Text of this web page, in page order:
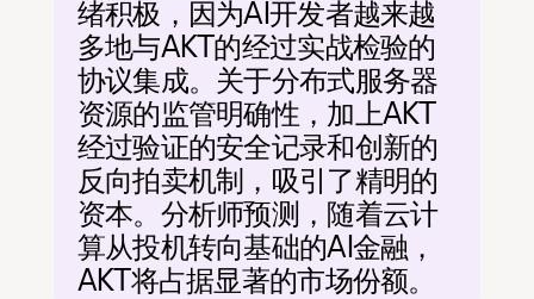
绪积极，因为AI开发者越来越
多地与AKT的经过实战检验的
协议集成。关于分布式服务器
资源的监管明确性，加上AKT
经过验证的安全记录和创新的
反向拍卖机制，吸引了精明的
资本。分析师预测，随着云计
算从投机转向基础的AI金融，
AKT将占据显著的市场份额。